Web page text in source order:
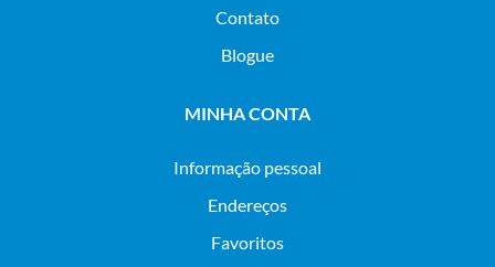
Contato
Blogue
MINHA CONTA
Informação pessoal
Endereços
Favoritos